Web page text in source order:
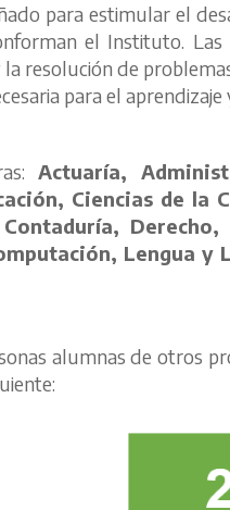
para estimular el
el Instituto.
resolución de
para el aprendizaje
Actuaría,
Ciencias de
Lengua
alumnas de otros